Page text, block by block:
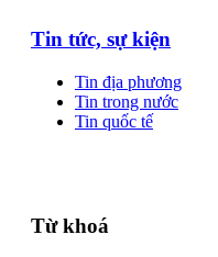
Tin tức, sự kiện
Tin địa phương
Tin trong nước
Tin quốc tế
Từ khoá